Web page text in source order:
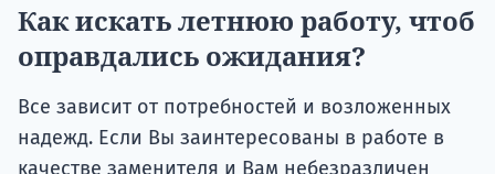
Как искать летнюю работу, чтоб
оправдались ожидания?
Все зависит от потребностей и возложенных
надежд. Если Вы заинтересованы в работе в
качестве заменителя и Вам небезразличен